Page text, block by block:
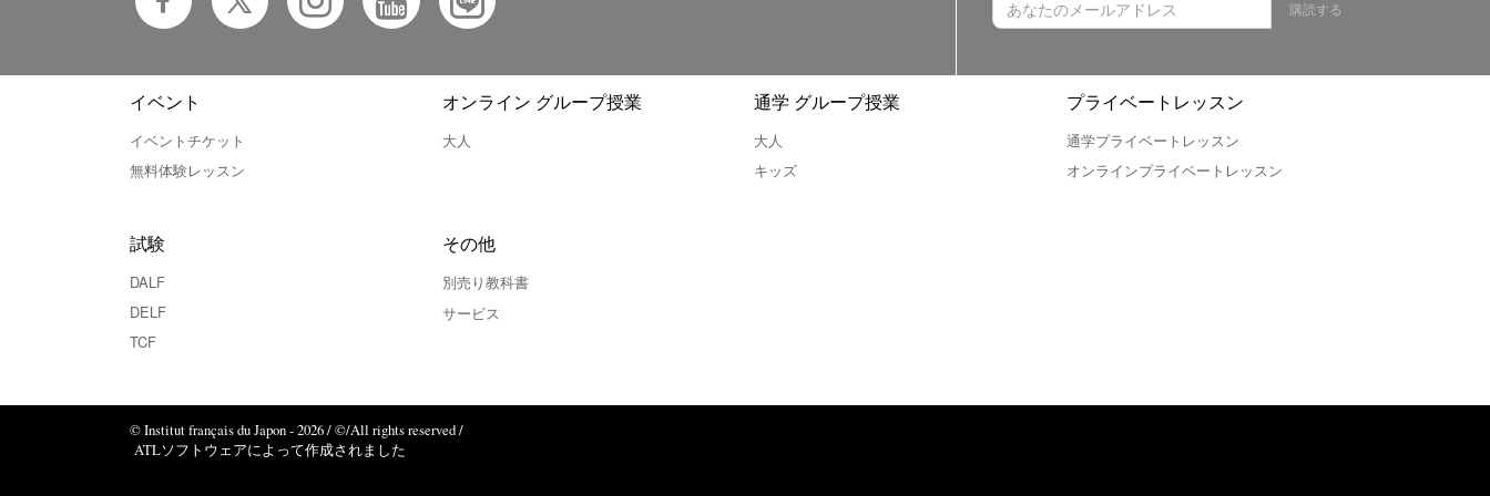
購読する
イベント
イベントチケット
無料体験レッスン
オンライン グループ授業
大人
通学 グループ授業
大人
キッズ
プライベートレッスン
通学プライベートレッスン
オンラインプライベートレッスン
試験
DALF
DELF
TCF
その他
別売り教科書
サービス
© Institut français du Japon - 2026 / ©/All rights reserved /
ATLソフトウェアによって作成されました